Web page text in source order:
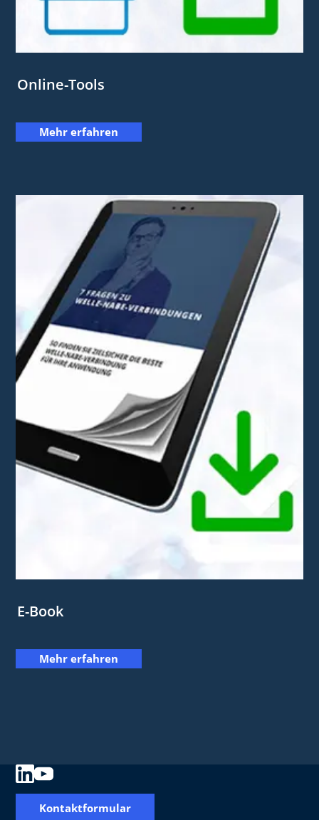
Online-Tools
Mehr erfahren
E-Book
Mehr erfahren
Kontaktformular